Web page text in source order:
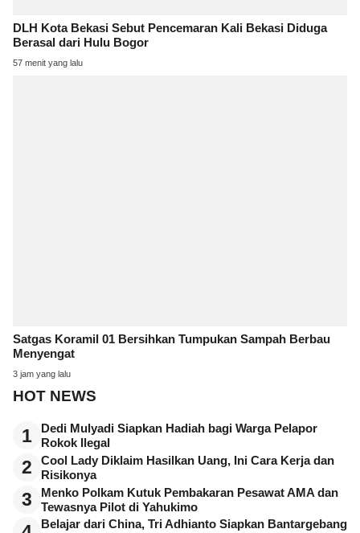
DLH Kota Bekasi Sebut Pencemaran Kali Bekasi Diduga
Berasal dari Hulu Bogor
57 menit yang lalu
Satgas Koramil 01 Bersihkan Tumpukan Sampah Berbau
Menyengat
3 jam yang lalu
HOT NEWS
1
Dedi Mulyadi Siapkan Hadiah bagi Warga Pelapor
Rokok Ilegal
2
Cool Lady Diklaim Hasilkan Uang, Ini Cara Kerja dan
Risikonya
3
Menko Polkam Kutuk Pembakaran Pesawat AMA dan
Tewasnya Pilot di Yahukimo
Belajar dari China, Tri Adhianto Siapkan Bantargebang